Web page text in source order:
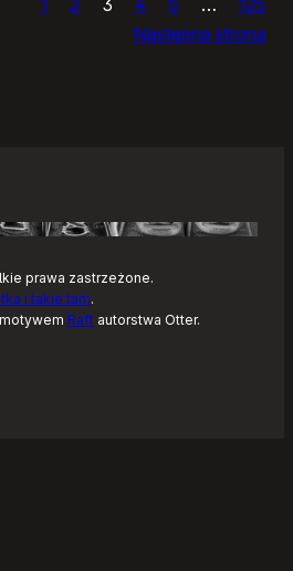
Następna strona
prawa zastrzeżone.
i takie tam.
Raft autorstwa Otter.